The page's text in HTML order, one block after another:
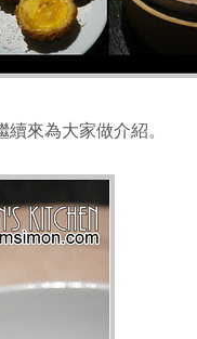
來為大家做介紹。